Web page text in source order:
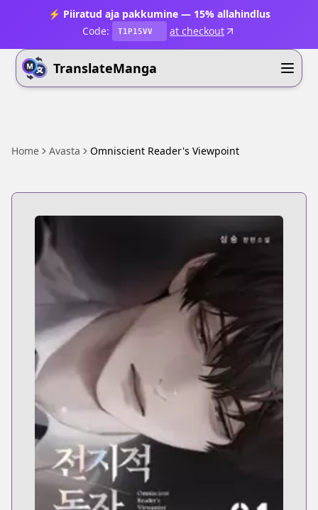
⚡ Piiratud aja pakkumine — 15% allahindlus
Code:
T1P15VV at checkout
TranslateManga
Home Avasta Omniscient Reader's Viewpoint